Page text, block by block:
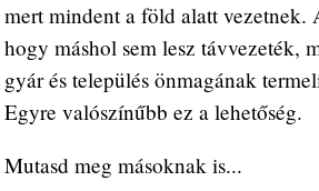
mert mindent a föld alatt vezetnek.
hogy máshol sem lesz távvezeték,
gyár és település önmagának
Egyre valószínűbb ez a lehetőség.
Mutasd meg másoknak is...